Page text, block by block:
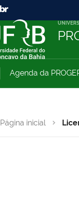
Agenda da
Página inicial